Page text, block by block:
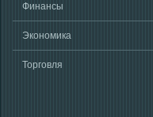
Финансы
Экономика
Торговля